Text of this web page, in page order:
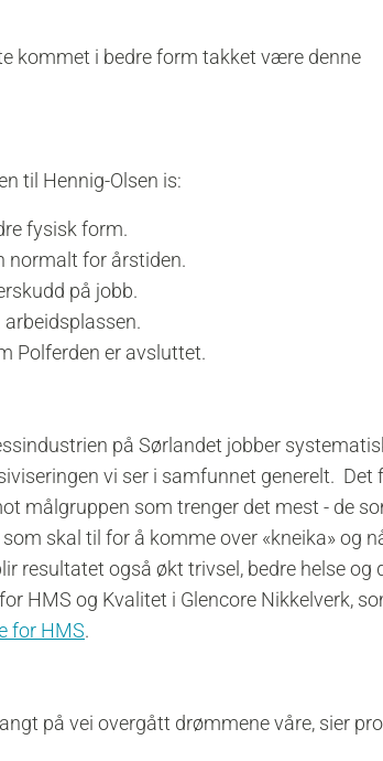
kommet i bedre form takket være denne
til Hennig-Olsen is:
fysisk form.
normalt for årstiden.
på jobb.
Polferden er avsluttet.
på Sørlandet jobber
vi ser i samfunnet generelt. Det
målgruppen som trenger det mest - de
skal til for å komme over «kneika» og
resultatet også økt trivsel, bedre helse og
HMS og Kvalitet i Glencore Nikkelverk,
for HMS.
på vei overgått drømmene våre, sier